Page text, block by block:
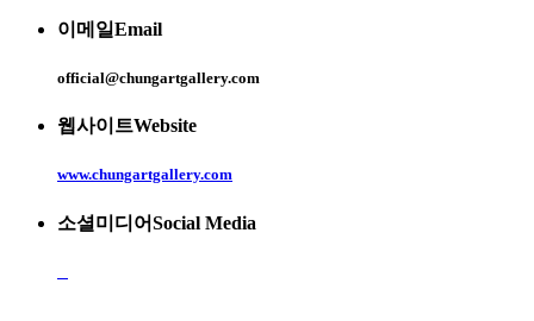
이메일Email
official@chungartgallery.com
웹사이트Website
www.chungartgallery.com
소셜미디어Social Media